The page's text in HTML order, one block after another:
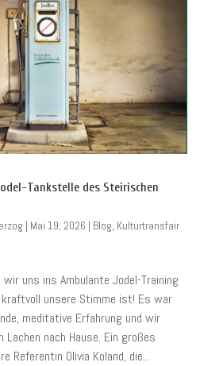
Tankstelle des Steirischen
| Mai 19, 2026 | Blog, Kulturtransfair
wir uns ins Ambulante Jodel-Training
unsere Stimme ist! Es war
meditative Erfahrung und wir
Lachen nach Hause. Ein großes
Referentin Olivia Koland, die...